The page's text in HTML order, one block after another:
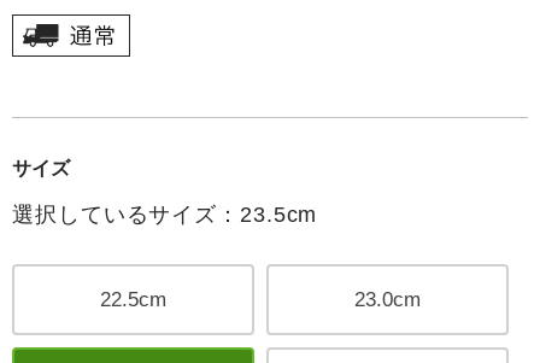
サイズ
選択しているサイズ：23.5cm
22.5cm 23.0cm